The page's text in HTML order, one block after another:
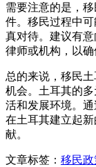
需要注意的是，
件。移民过程中
真对待。建议有
律师或机构，以
总的来说，移民
机会。土耳其的
活和发展环境。
在土耳其建立起
献。
文章标签： 移民政